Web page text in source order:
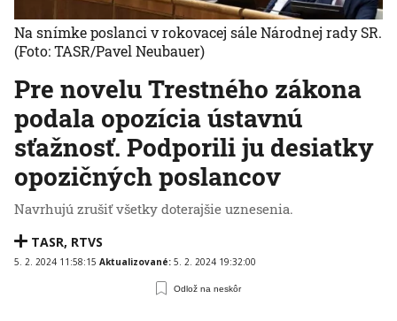
Pre novelu Trestného zákona
podala opozícia ústavnú
sťažnosť. Podporili ju desiatky
opozičných poslancov
Navrhujú zrušiť všetky doterajšie uznesenia.
TASR, RTVS
5. 2. 2024 11:58:15 Aktualizované: 5. 2. 2024 19:32:00
Odlož na neskôr
Na snímke poslanci v rokovacej sále Národnej rady SR.
(Foto: TASR/Pavel Neubauer)